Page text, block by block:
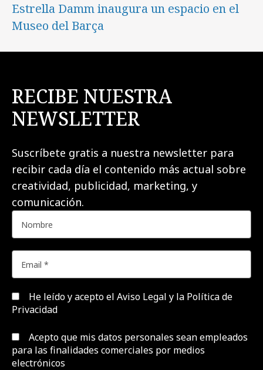
Estrella Damm inaugura un espacio en el
Museo del Barça
RECIBE NUESTRA
NEWSLETTER
Suscríbete gratis a nuestra newsletter para
recibir cada día el contenido más actual sobre
creatividad, publicidad, marketing, y
comunicación.
He leído y acepto el Aviso Legal y la Política de
Privacidad
Acepto que mis datos personales sean empleados
para las finalidades comerciales por medios
electrónicos